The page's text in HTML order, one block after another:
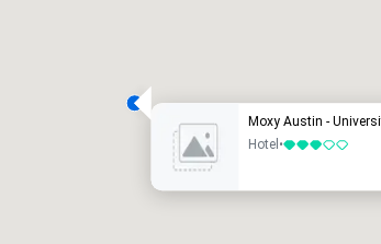
Moxy Austin -
Hotel •3 de 5